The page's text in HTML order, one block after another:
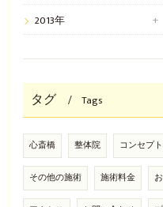
2013年
タグ Tags
心斎橋 整体院 コンセプト
その他の施術 施術料金